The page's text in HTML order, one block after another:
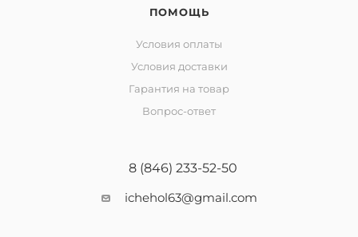
ПОМОЩЬ
Условия оплаты
Условия доставки
Гарантия на товар
Вопрос-ответ
8 (846) 233-52-50
ichehol63@gmail.com